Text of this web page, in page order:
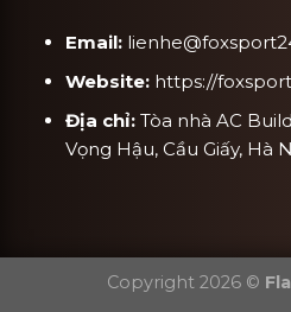
Email:
Website: https://
Địa chỉ: Tòa nhà AC
Vọng Hậu, Cầu Giấy, Hà
Copyright 2026 ©